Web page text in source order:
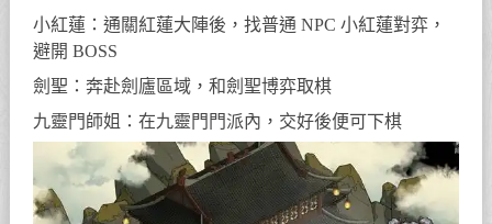
小紅蓮：通關紅蓮大陣後，找普通 NPC 小紅蓮對弈，
避開 BOSS
劍聖：奔赴劍廬區域，和劍聖博弈取棋
九靈門師姐：在九靈門門派內，交好後便可下棋